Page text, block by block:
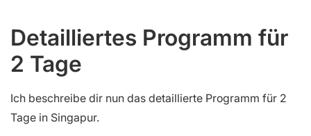
Detailliertes Programm für
2 Tage
Ich beschreibe dir nun das detaillierte Programm für 2
Tage in Singapur.